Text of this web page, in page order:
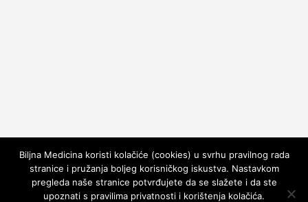
Biljna Medicina koristi kolačiće (cookies) u svrhu pravilnog rada
stranice i pružanja boljeg korisničkog iskustva. Nastavkom
pregleda naše stranice potvrđujete da se slažete i da ste
upoznati s pravilima privatnosti i korištenja kolačića.